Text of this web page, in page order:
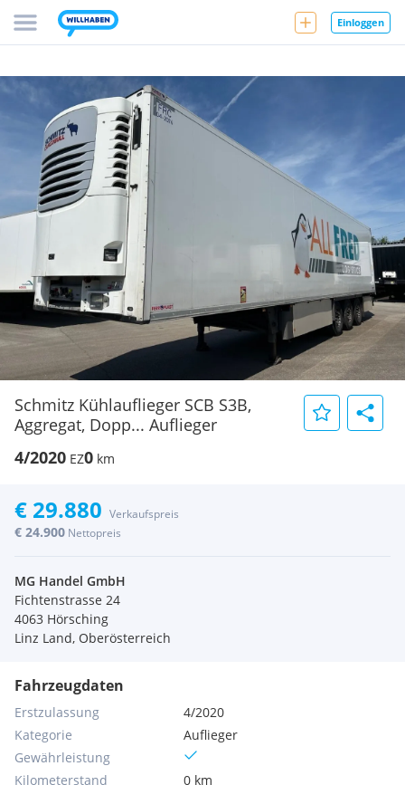
Einloggen
Schmitz Kühlauflieger SCB S3B,
Aggregat, Dopp... Auflieger
4/2020 EZ0 km
€ 29.880 Verkaufspreis
€ 24.900 Nettopreis
MG Handel GmbH
Fichtenstrasse 24
4063 Hörsching
Linz Land, Oberösterreich
Fahrzeugdaten
Erstzulassung
4/2020
Kategorie
Auflieger
Gewährleistung
Kilometerstand
0 km